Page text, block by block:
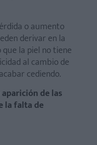
o aumento
derivar en la
la piel no tiene
al cambio de
cediendo.
de las
la falta de